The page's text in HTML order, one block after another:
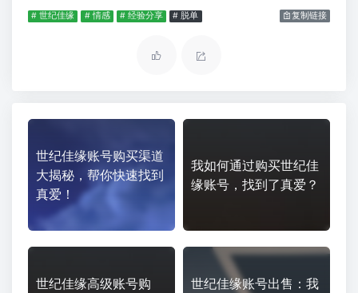
# 世纪佳缘 # 情感 # 经验分享 # 脱单 复制链接
世纪佳缘账号购买渠道
大揭秘，帮你快速找到
真爱！
我如何通过购买世纪佳
缘账号，找到了真爱？
世纪佳缘高级账号购
世纪佳缘账号出售：我